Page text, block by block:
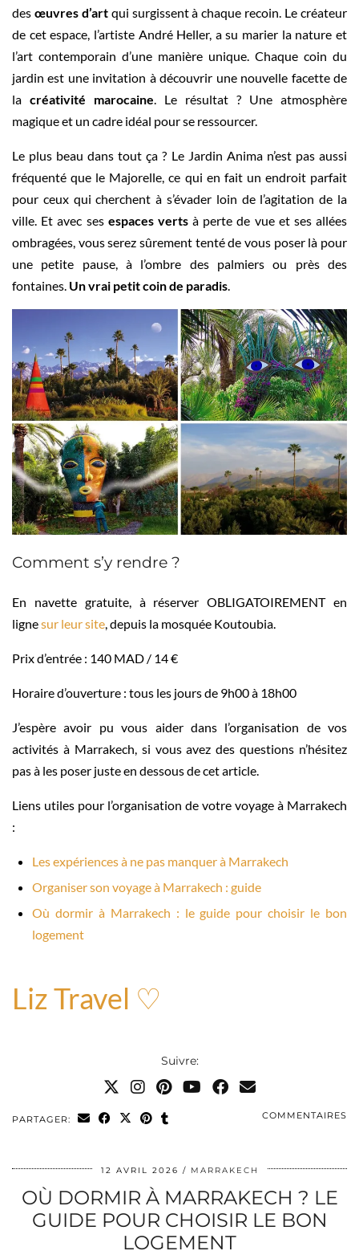
des œuvres d’artqui surgissent à chaque recoin. Le créateur
de cet espace, l’artiste André Heller, a su marier la nature et
l’art contemporain d’une manière unique. Chaque coin du
jardin est une invitation à découvrir une nouvelle facette de
la créativité marocaine. Le résultat ? Une atmosphère
magique et un cadre idéal pour se ressourcer.
Le plus beau dans tout ça ? Le Jardin Anima n’est pas aussi
fréquenté que le Majorelle, ce qui en fait un endroit parfait
pour ceux qui cherchent à s’évader loin de l’agitation de la
ville. Et avec ses espaces vertsà perte de vue et ses allées
ombragées, vous serez sûrement tenté de vous poser là pour
une petite pause, à l’ombre des palmiers ou près des
fontaines. Un vrai petit coin de paradis.
Comment s’y rendre ?
En navette gratuite, à réserver OBLIGATOIREMENT en
lignesur leur site , depuis la mosquée Koutoubia.
Prix d’entrée : 140 MAD / 14 €
Horaire d’ouverture : tous les jours de 9h00 à 18h00
J’espère avoir pu vous aider dans l’organisation de vos
activités à Marrakech, si vous avez des questions n’hésitez
pas à les poser juste en dessous de cet article.
Liens utiles pour l’organisation de votre voyage à Marrakech
:
Les expériences à ne pas manquer à Marrakech
Organiser son voyage à Marrakech : guide
Où dormir à Marrakech : le guide pour choisir le bon
logement
Liz Travel ♡
Suivre:
PARTAGER: COMMENTAIRES
12 AVRIL 2026 MARRAKECH
OÙ DORMIR À MARRAKECH ? LE
GUIDE POUR CHOISIR LE BON
LOGEMENT